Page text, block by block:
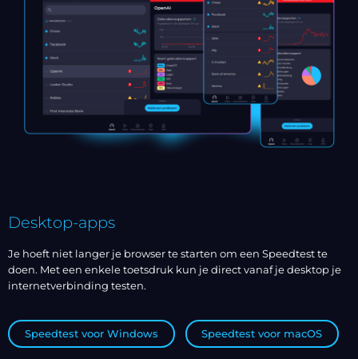
Desktop-apps
Je hoeft niet langer je browser te starten om een Speedtest te
doen. Met een enkele toetsdruk kun je direct vanaf je desktop je
internetverbinding testen.
Speedtest voor Windows Speedtest voor macOS